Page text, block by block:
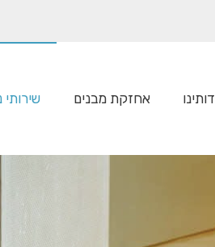
אחזקת מבנים שירותי